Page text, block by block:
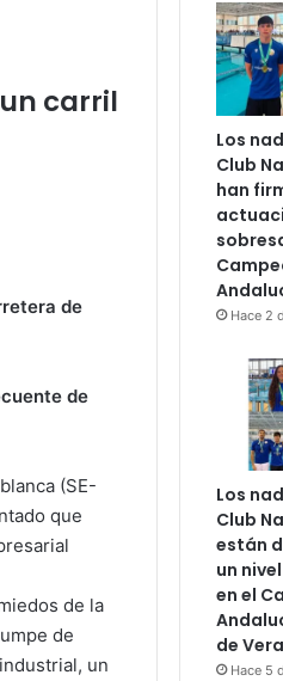
carril
de
de
(SE-
que
de la
de
un
Los
Club
han
Hace 2
Los
Club
están
un
en el
de
Hace 5